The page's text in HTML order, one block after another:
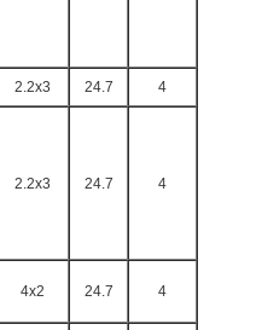
2.2x3 24.7 4
2.2x3 24.7 4
4x2 24.7 4